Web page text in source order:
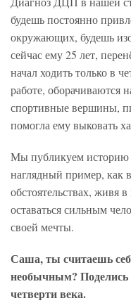
будешь постоянно
окружающих, будешь
сейчас ему 25 лет,
начал ходить только в
работе, оборачиваются
спортивные вершины,
помогла ему выковать
Мы публикуем историю
наглядный пример, как
обстоятельствах, живя
оставаться сильным
своей мечты.
Саша, ты считаешь
необычным?
четверти века.